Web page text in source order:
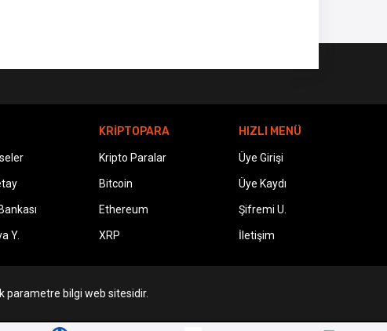
Y.
KRİPTOPARA
Kripto Paralar
Bitcoin
Ethereum
XRP
HIZLI MENÜ
Üye Girişi
Üye Kaydı
Şifremi U.
İletişim
parametre bilgi web sitesidir.